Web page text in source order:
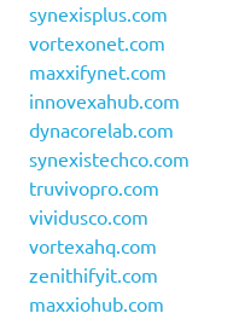
synexisplus.com
vortexonet.com
maxxifynet.com
innovexahub.com
dynacorelab.com
synexistechco.com
truvivopro.com
vividusco.com
vortexahq.com
zenithifyit.com
maxxiohub.com